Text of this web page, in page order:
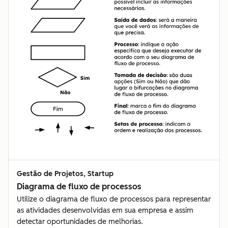
Gestão de Projetos, Startup
Diagrama de fluxo de processos
Utilize o diagrama de fluxo de processos para representar
as atividades desenvolvidas em sua empresa e assim
detectar oportunidades de melhorias.